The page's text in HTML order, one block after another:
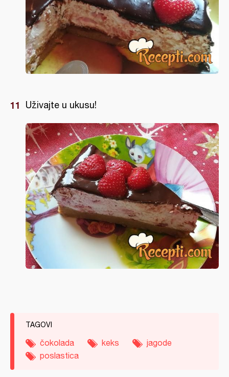
Uživajte u ukusu!
TAGOVI
čokolada keks
jagode
poslastica